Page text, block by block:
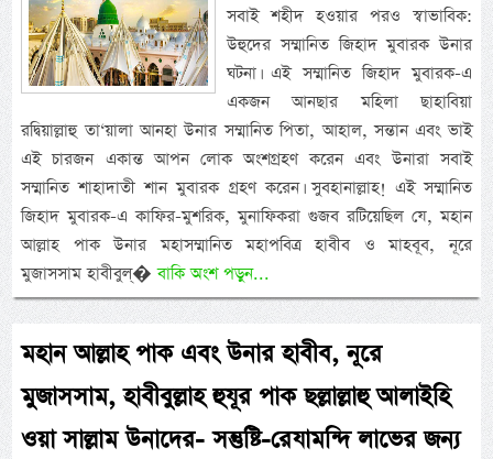
সবাই শহীদ হওয়ার পরও স্বাভাবিক:
উহুদের সম্মানিত জিহাদ মুবারক উনার
ঘটনা। এই সম্মানিত জিহাদ মুবারক-এ
একজন আনছার মহিলা ছাহাবিয়া
রদ্বিয়াল্লাহু তা‘য়ালা আনহা উনার সম্মানিত পিতা, আহাল, সন্তান এবং ভাই
এই চারজন একান্ত আপন লোক অংশগ্রহণ করেন এবং উনারা সবাই
সম্মানিত শাহাদাতী শান মুবারক গ্রহণ করেন। সুবহানাল্লাহ! এই সম্মানিত
জিহাদ মুবারক-এ কাফির-মুশরিক, মুনাফিকরা গুজব রটিয়েছিল যে, মহান
আল্লাহ পাক উনার মহাসম্মানিত মহাপবিত্র হাবীব ও মাহবূব, নূরে
মুজাসসাম হাবীবুল্�বাকি অংশ পড়ুন...
মহান আল্লাহ পাক এবং উনার হাবীব, নূরে
মুজাসসাম, হাবীবুল্লাহ হুযূর পাক ছল্লাল্লাহু আলাইহি
ওয়া সাল্লাম উনাদের- সন্তুষ্টি-রেযামন্দি লাভের জন্য